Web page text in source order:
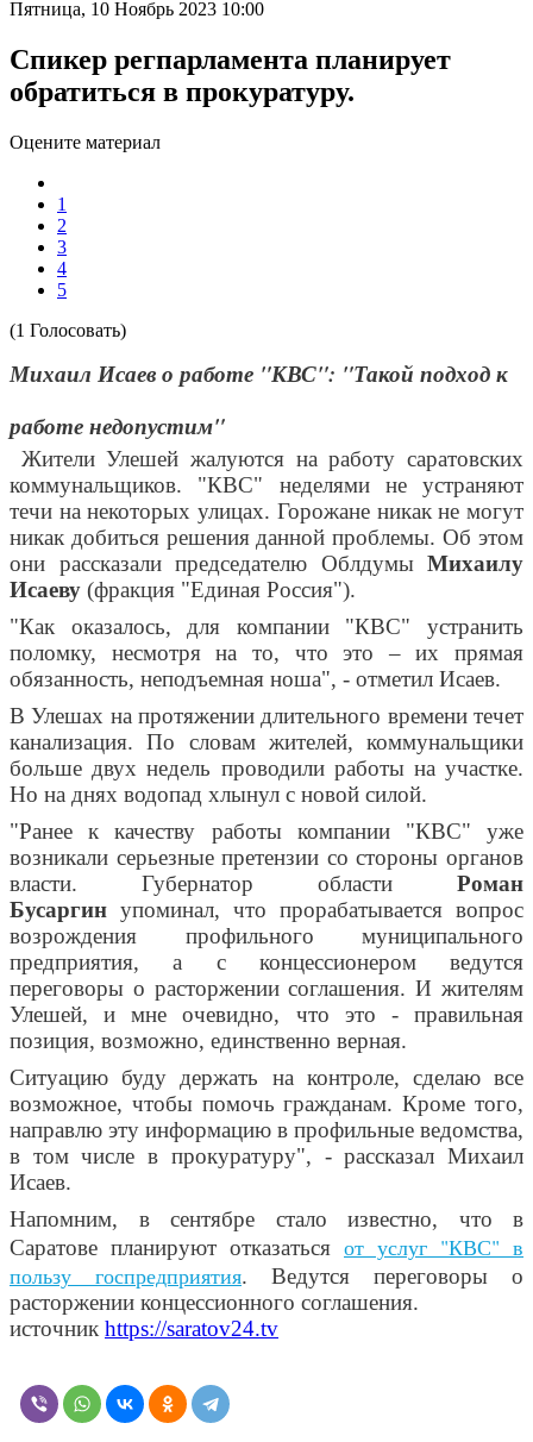
Пятница, 10 Ноябрь 2023 10:00
Спикер регпарламента планирует
обратиться в прокуратуру.
Оцените материал
1
2
3
4
5
(1 Голосовать)
Михаил Исаев о работе "КВС": "Такой подход к
работе недопустим"
Жители Улешей жалуются на работу саратовских
коммунальщиков. "КВС" неделями не устраняют
течи на некоторых улицах. Горожане никак не могут
никак добиться решения данной проблемы. Об этом
они рассказали председателю Облдумы Михаилу
Исаеву (фракция "Единая Россия").
"Как оказалось, для компании "КВС" устранить
поломку, несмотря на то, что это – их прямая
обязанность, неподъемная ноша", - отметил Исаев.
В Улешах на протяжении длительного времени течет
канализация. По словам жителей, коммунальщики
больше двух недель проводили работы на участке.
Но на днях водопад хлынул с новой силой.
"Ранее к качеству работы компании "КВС" уже
возникали серьезные претензии со стороны органов
власти. Губернатор области Роман
Бусаргин упоминал, что прорабатывается вопрос
возрождения профильного муниципального
предприятия, а с концессионером ведутся
переговоры о расторжении соглашения. И жителям
Улешей, и мне очевидно, что это - правильная
позиция, возможно, единственно верная.
Ситуацию буду держать на контроле, сделаю все
возможное, чтобы помочь гражданам. Кроме того,
направлю эту информацию в профильные ведомства,
в том числе в прокуратуру", - рассказал Михаил
Исаев.
Напомним, в сентябре стало известно, что в
Саратове планируют отказаться от услуг "КВС" в
пользу госпредприятия. Ведутся переговоры о
расторжении концессионного соглашения.
источник https://saratov24.tv